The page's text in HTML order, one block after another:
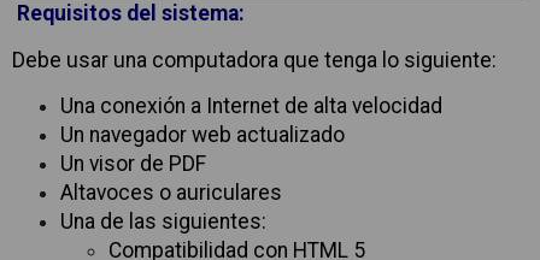
Requisitos del sistema:
Debe usar una computadora que tenga lo siguiente:
Una conexión a Internet de alta velocidad
Un navegador web actualizado
Un visor de PDF
Altavoces o auriculares
Una de las siguientes:
Compatibilidad con HTML 5